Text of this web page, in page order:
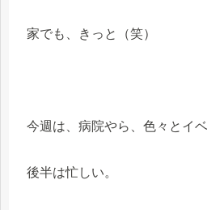
家でも、きっと（笑）
今週は、病院やら、色々とイ
後半は忙しい。